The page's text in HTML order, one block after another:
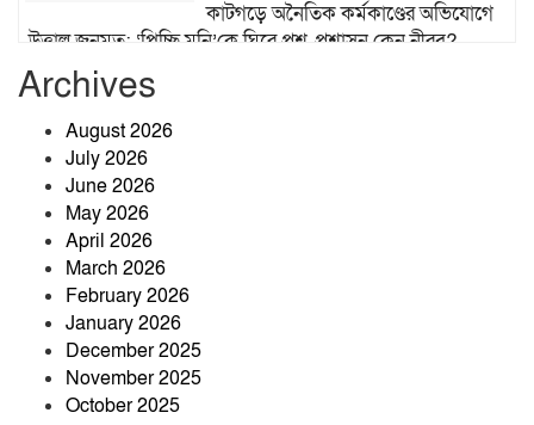
কাটগড়ে অনৈতিক কর্মকাণ্ডের অভিযোগে
উত্তাল জনমত: ‘পিচ্ছি মনি’কে ঘিরে প্রশ্ন, প্রশাসন কেন নীরব?
Archives
August 2026
July 2026
June 2026
May 2026
April 2026
March 2026
February 2026
January 2026
December 2025
November 2025
October 2025